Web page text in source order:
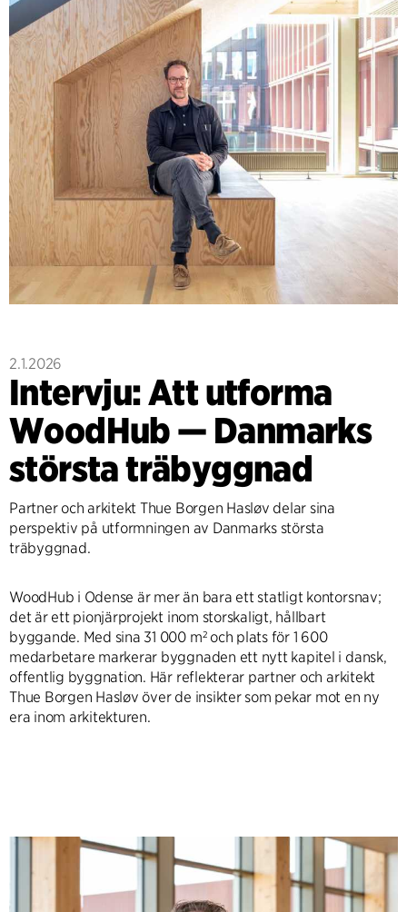
2.1.2026
Intervju: Att utforma
WoodHub — Danmarks
största träbyggnad
Partner och arkitekt Thue Borgen Hasløv delar sina
perspektiv på utformningen av Danmarks största
träbyggnad.
WoodHub i Odense är mer än bara ett statligt kontorsnav;
det är ett pionjärprojekt inom storskaligt, hållbart
byggande. Med sina 31 000 m² och plats för 1 600
medarbetare markerar byggnaden ett nytt kapitel i dansk,
offentlig byggnation. Här reflekterar partner och arkitekt
Thue Borgen Hasløv över de insikter som pekar mot en ny
era inom arkitekturen.